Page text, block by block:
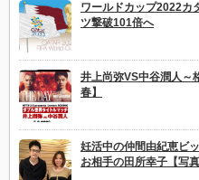
ワールドカップ2022カ
ツ撃破101倍へ
井上尚弥VS中谷潤人～
春】
妊活中の仲間由紀恵ビ
お相手の田所幸子【写